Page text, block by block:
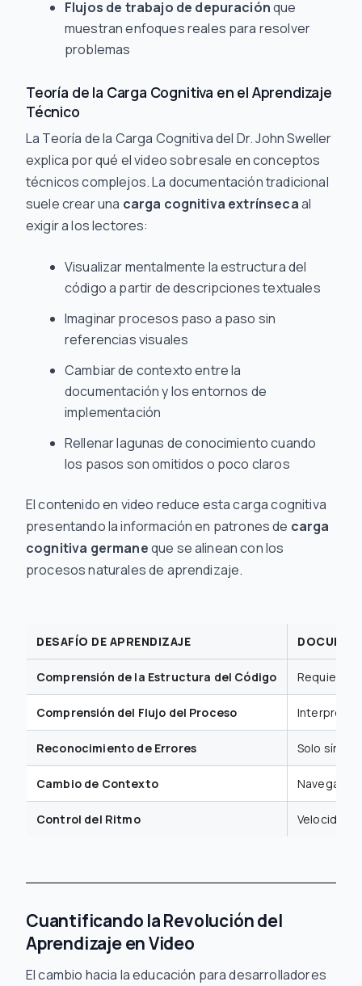
Flujos de trabajo de depuraciónque
muestran enfoques reales para resolver
problemas
Teoría de la Carga Cognitiva en el Aprendizaje
Técnico
La Teoría de la Carga Cognitiva del Dr. John Sweller
explica por qué el video sobresale en conceptos
técnicos complejos. La documentación tradicional
suele crear una carga cognitiva extrínsecaal
exigir a los lectores:
Visualizar mentalmente la estructura del
código a partir de descripciones textuales
Imaginar procesos paso a paso sin
referencias visuales
Cambiar de contexto entre la
documentación y los entornos de
implementación
Rellenar lagunas de conocimiento cuando
los pasos son omitidos o poco claros
El contenido en video reduce esta carga cognitiva
presentando la información en patrones de carga
cognitiva germaneque se alinean con los
procesos naturales de aprendizaje.
DESAFÍO DE APRENDIZAJE
Comprensión de la Estructura del Código Requiere
Comprensión del Flujo del Proceso
Reconocimiento de Errores Solo
Cambio de Contexto
Control del Ritmo Velocidad
Cuantificando la Revolución del
Aprendizaje en Video
El cambio hacia la educación para desarrolladores